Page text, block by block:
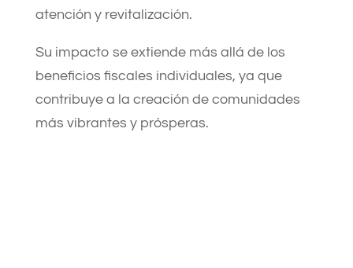
atención y revitalización.
Su impacto se extiende más allá de los
beneficios fiscales individuales, ya que
contribuye a la creación de comunidades
más vibrantes y prósperas.